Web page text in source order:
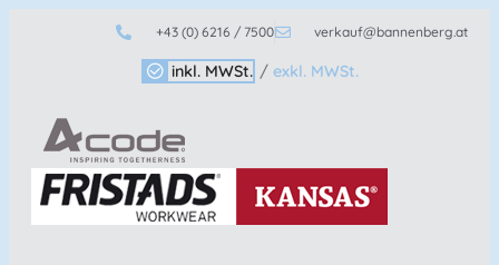
+43 (0) 6216 / 7500 verkauf@bannenberg.at
inkl. MWSt. / exkl. MWSt.